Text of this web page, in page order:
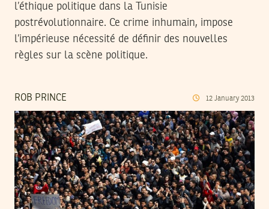
l’éthique politique dans la Tunisie
postrévolutionnaire. Ce crime inhumain, impose
l’impérieuse nécessité de définir des nouvelles
règles sur la scène politique.
ROB PRINCE 12 January 2013